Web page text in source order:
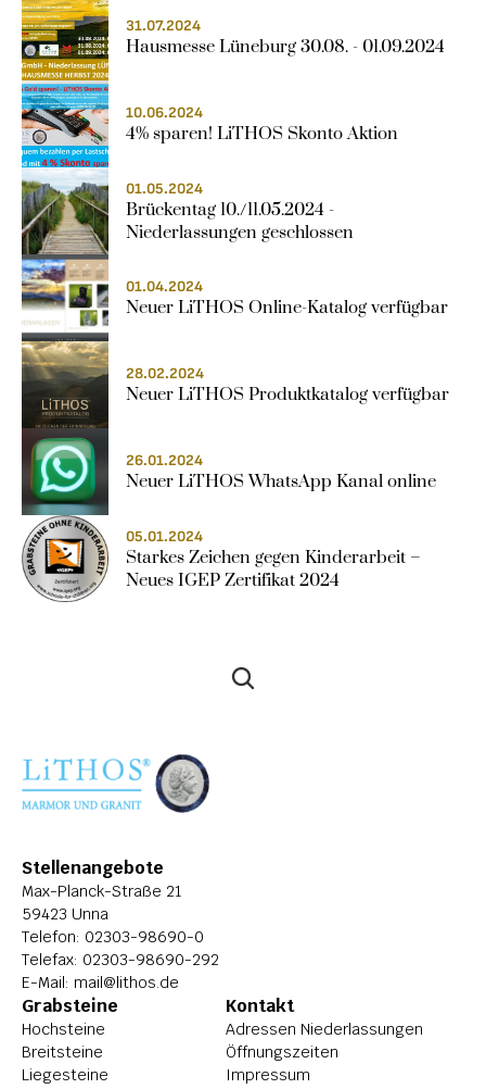
31.07.2024
Hausmesse Lüneburg 30.08. - 01.09.2024
10.06.2024
4% sparen! LiTHOS Skonto Aktion
01.05.2024
Brückentag 10./11.05.2024 -
Niederlassungen geschlossen
01.04.2024
Neuer LiTHOS Online-Katalog verfügbar
28.02.2024
Neuer LiTHOS Produktkatalog verfügbar
26.01.2024
Neuer LiTHOS WhatsApp Kanal online
05.01.2024
Starkes Zeichen gegen Kinderarbeit –
Neues IGEP Zertifikat 2024
Stellenangebote
Max-Planck-Straße 21
59423 Unna
Telefon: 02303-98690-0
Telefax: 02303-98690-292
E-Mail: mail@lithos.de
Grabsteine
Hochsteine
Breitsteine
Liegesteine
Kontakt
Adressen Niederlassungen
Öffnungszeiten
Impressum